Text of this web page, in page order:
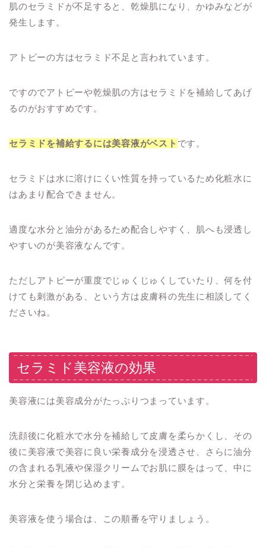
肌のセラミドが不足すると、乾燥肌になり、かゆみなどが
発生します。
アトピーの方はセラミド不足と言われています。
ですのでアトピーや乾燥肌の方はセラミドを補給してあげ
るのがおすすめです。
セラミドを補給するには美容液がベスト です。
セラミドは水に溶けにくい性質を持っているため化粧水に
はあまり配合できません。
適度な水分と油分があるため配合しやすく、肌へも浸透し
やすいのが美容液なんです。
ただしアトピーが重度でじゅくじゅくしていたり、何を付
けても刺激がある、という方は皮膚科の先生に相談してく
ださいね。
セラミド美容液の効果
美容液には美容成分がたっぷりつまっています。
洗顔後に化粧水で水分を補給して皮膚を柔らかくし、その
後に美容液で美容に良い栄養成分を浸透させ、さらに油分
の含まれる乳液や保湿クリームでお肌に膜をはって、中に
水分と栄養を閉じ込めます。
美容液を使う場合は、この順番を守りましょう。